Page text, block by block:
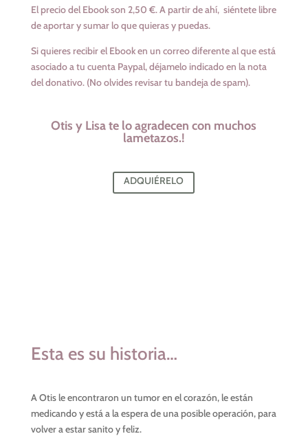
El precio del Ebook son 2,50 €. A partir de ahí, siéntete libre
de aportar y sumar lo que quieras y puedas.
Si quieres recibir el Ebook en un correo diferente al que está
asociado a tu cuenta Paypal, déjamelo indicado en la nota
del donativo. (No olvides revisar tu bandeja de spam).
Otis y Lisa te lo agradecen con muchos
lametazos.!
ADQUIÉRELO
Esta es su historia…
A Otis le encontraron un tumor en el corazón, le están
medicando y está a la espera de una posible operación, para
volver a estar sanito y feliz.